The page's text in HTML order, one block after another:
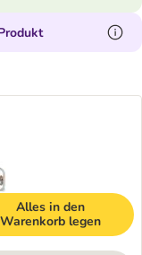
Alles in den
Warenkorb legen